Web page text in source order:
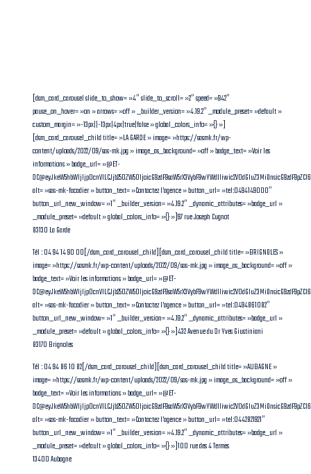
[dsm_card_carousel slide_to_show= »4″ slide_to_scroll= »2″ speed= »942″
pause_on_hover= »on » arrows= »off » _builder_version= »4.19.2″ _module_preset= »default »
custom_margin= »-13px||-13px|4px|true|false » global_colors_info= »{} »]
[dsm_card_carousel_child title= »LA GARDE » image= »https://sasmk.fr/wp-
content/uploads/2022/09/sas-mk.jpg » image_as_background= »off » badge_text= »Voir les
informations » badge_url= »@ET-
alt= »sas-mk-facadier » button_text= »Contactez l’agence » button_url= »tel:0494149000″
button_url_new_window= »1″ _builder_version= »4.19.2″ _dynamic_attributes= »badge_url »
_module_preset= »default » global_colors_info= »{} »]97 rue Joseph Cugnot
83130 La Garde
Tél : 04 94 14 90 00[/dsm_card_carousel_child][dsm_card_carousel_child title= »BRIGNOLES »
image= »https://sasmk.fr/wp-content/uploads/2022/09/sas-mk.jpg » image_as_background= »off »
badge_text= »Voir les informations » badge_url= »@ET-
alt= »sas-mk-facadier » button_text= »Contactez l’agence » button_url= »tel:0494861082″
button_url_new_window= »1″ _builder_version= »4.19.2″ _dynamic_attributes= »badge_url »
_module_preset= »default » global_colors_info= »{} »]432 Avenue du Dr Yves Giustiniani
83170 Brignoles
Tél : 04 94 86 10 82[/dsm_card_carousel_child][dsm_card_carousel_child title= »AUBAGNE »
image= »https://sasmk.fr/wp-content/uploads/2022/09/sas-mk.jpg » image_as_background= »off »
badge_text= »Voir les informations » badge_url= »@ET-
alt= »sas-mk-facadier » button_text= »Contactez l’agence » button_url= »tel:0442821921″
button_url_new_window= »1″ _builder_version= »4.19.2″ _dynamic_attributes= »badge_url »
_module_preset= »default » global_colors_info= »{} »]100 rue des 4 Termes
13400 Aubagne